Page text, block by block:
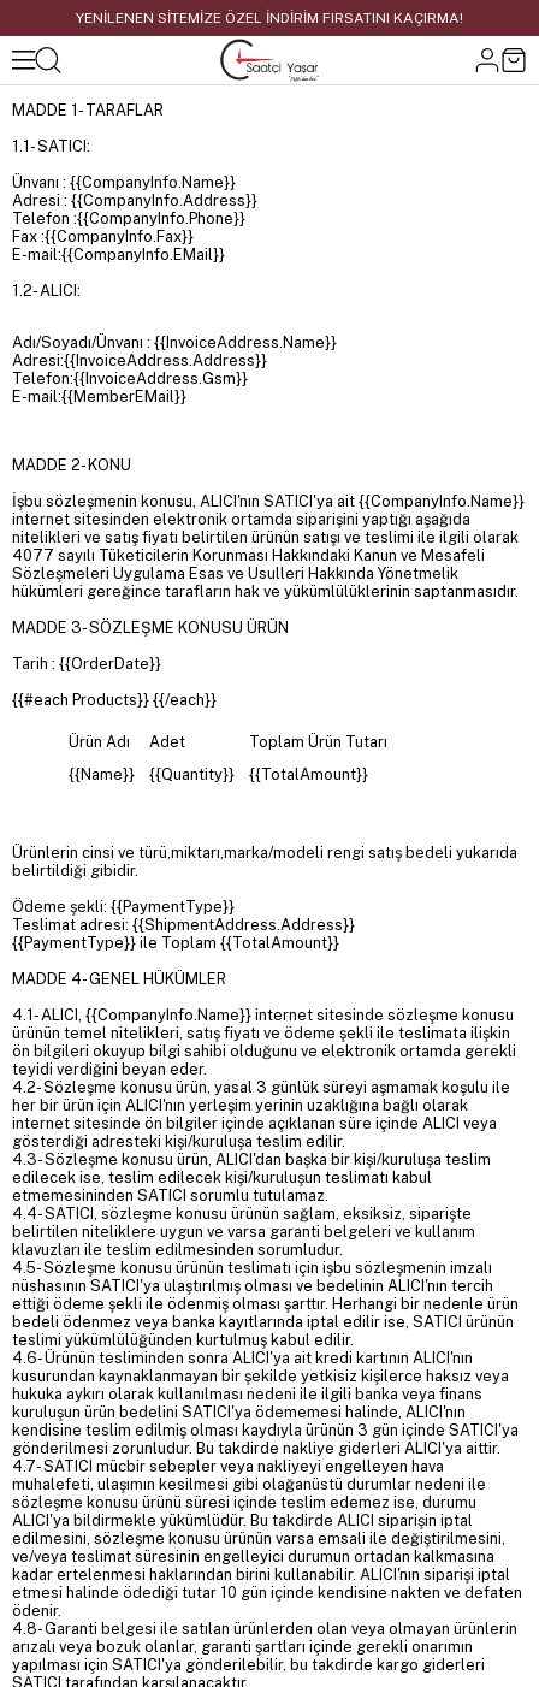
YENİLENEN SİTEMİZE ÖZEL İNDİRİM FIRSATINI KAÇIRMA!
MADDE 1- TARAFLAR
1.1- SATICI:
Ünvanı : {{CompanyInfo.Name}}
Adresi : {{CompanyInfo.Address}}
Telefon :{{CompanyInfo.Phone}}
Fax :{{CompanyInfo.Fax}}
E-mail:{{CompanyInfo.EMail}}
1.2- ALICI:
Adı/Soyadı/Ünvanı : {{InvoiceAddress.Name}}
Adresi:{{InvoiceAddress.Address}}
Telefon:{{InvoiceAddress.Gsm}}
E-mail:{{MemberEMail}}
MADDE 2- KONU
İşbu sözleşmenin konusu, ALICI'nın SATICI'ya ait {{CompanyInfo.Name}}
internet sitesinden elektronik ortamda siparişini yaptığı aşağıda
nitelikleri ve satış fiyatı belirtilen ürünün satışı ve teslimi ile ilgili olarak
4077 sayılı Tüketicilerin Korunması Hakkındaki Kanun ve Mesafeli
Sözleşmeleri Uygulama Esas ve Usulleri Hakkında Yönetmelik
hükümleri gereğince tarafların hak ve yükümlülüklerinin saptanmasıdır.
MADDE 3- SÖZLEŞME KONUSU ÜRÜN
Tarih : {{OrderDate}}
{{#each Products}} {{/each}}
Ürün Adı Adet
Toplam Ürün Tutarı
{{Name}}
{{Quantity}} {{TotalAmount}}
Ürünlerin cinsi ve türü,miktarı,marka/modeli rengi satış bedeli yukarıda
belirtildiği gibidir.
Ödeme şekli: {{PaymentType}}
Teslimat adresi: {{ShipmentAddress.Address}}
{{PaymentType}} ile Toplam {{TotalAmount}}
MADDE 4- GENEL HÜKÜMLER
4.1- ALICI, {{CompanyInfo.Name}} internet sitesinde sözleşme konusu
ürünün temel nitelikleri, satış fiyatı ve ödeme şekli ile teslimata ilişkin
ön bilgileri okuyup bilgi sahibi olduğunu ve elektronik ortamda gerekli
teyidi verdiğini beyan eder.
4.2- Sözleşme konusu ürün, yasal 3 günlük süreyi aşmamak koşulu ile
her bir ürün için ALICI'nın yerleşim yerinin uzaklığına bağlı olarak
internet sitesinde ön bilgiler içinde açıklanan süre içinde ALICI veya
gösterdiği adresteki kişi/kuruluşa teslim edilir.
4.3- Sözleşme konusu ürün, ALICI'dan başka bir kişi/kuruluşa teslim
edilecek ise, teslim edilecek kişi/kuruluşun teslimatı kabul
etmemesininden SATICI sorumlu tutulamaz.
4.4- SATICI, sözleşme konusu ürünün sağlam, eksiksiz, siparişte
belirtilen niteliklere uygun ve varsa garanti belgeleri ve kullanım
klavuzları ile teslim edilmesinden sorumludur.
4.5- Sözleşme konusu ürünün teslimatı için işbu sözleşmenin imzalı
nüshasının SATICI'ya ulaştırılmış olması ve bedelinin ALICI'nın tercih
ettiği ödeme şekli ile ödenmiş olması şarttır. Herhangi bir nedenle ürün
bedeli ödenmez veya banka kayıtlarında iptal edilir ise, SATICI ürünün
teslimi yükümlülüğünden kurtulmuş kabul edilir.
4.6- Ürünün tesliminden sonra ALICI'ya ait kredi kartının ALICI'nın
kusurundan kaynaklanmayan bir şekilde yetkisiz kişilerce haksız veya
hukuka aykırı olarak kullanılması nedeni ile ilgili banka veya finans
kuruluşun ürün bedelini SATICI'ya ödememesi halinde, ALICI'nın
kendisine teslim edilmiş olması kaydıyla ürünün 3 gün içinde SATICI'ya
gönderilmesi zorunludur. Bu takdirde nakliye giderleri ALICI'ya aittir.
4.7- SATICI mücbir sebepler veya nakliyeyi engelleyen hava
muhalefeti, ulaşımın kesilmesi gibi olağanüstü durumlar nedeni ile
sözleşme konusu ürünü süresi içinde teslim edemez ise, durumu
ALICI'ya bildirmekle yükümlüdür. Bu takdirde ALICI siparişin iptal
edilmesini, sözleşme konusu ürünün varsa emsali ile değiştirilmesini,
ve/veya teslimat süresinin engelleyici durumun ortadan kalkmasına
kadar ertelenmesi haklarından birini kullanabilir. ALICI'nın siparişi iptal
etmesi halinde ödediği tutar 10 gün içinde kendisine nakten ve defaten
ödenir.
4.8- Garanti belgesi ile satılan ürünlerden olan veya olmayan ürünlerin
arızalı veya bozuk olanlar, garanti şartları içinde gerekli onarımın
yapılması için SATICI'ya gönderilebilir, bu takdirde kargo giderleri
SATICI tarafından karşılanacaktır.